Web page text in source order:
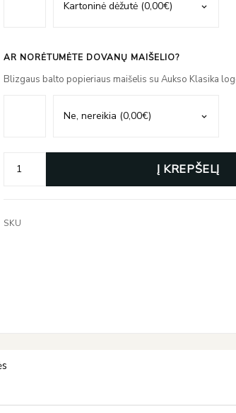
AR NORĖTUMĖTE DOVANŲ MAIŠELIO?
Blizgaus balto popieriaus maišelis su Aukso Klasika
Į KREPŠELĮ
SKU